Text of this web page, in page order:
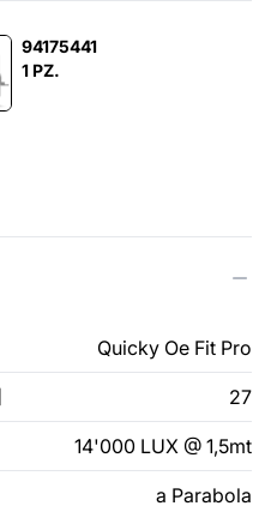
94175441
1 PZ.
Quicky Oe Fit Pro
27
14'000 LUX @ 1,5mt
a Parabola